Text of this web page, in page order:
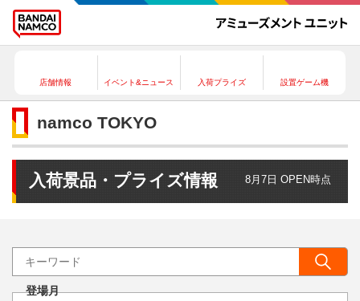
店舗情報 イベント&ニュース 入荷プライズ 設置ゲーム機
namco TOKYO
入荷景品・プライズ情報 8月7日 OPEN時点
登場月